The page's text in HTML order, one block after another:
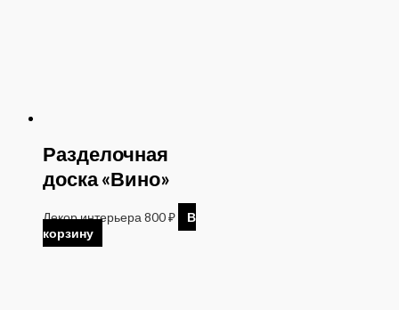
Разделочная
доска «Вино»
Декор интерьера 800₽
В
корзину